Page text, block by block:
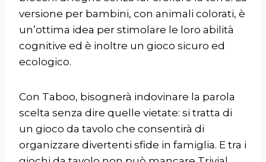
versione per bambini, con animali colorati, è
un’ottima idea per stimolare le loro abilità
cognitive ed è inoltre un gioco sicuro ed
ecologico.
Con Taboo, bisognerà indovinare la parola
scelta senza dire quelle vietate: si tratta di
un gioco da tavolo che consentirà di
organizzare divertenti sfide in famiglia. E tra i